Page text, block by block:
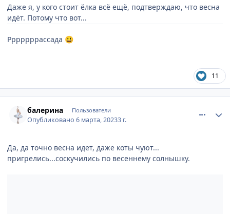
Даже я, у кого стоит ёлка всё ещё, подтверждаю, что весна
идёт. Потому что вот...
Рррррррассада 😃
11
балерина Пользователи
Опубликовано6 марта, 20233 г.
Да, да точно весна идет, даже коты чуют...
пригрелись...соскучились по весеннему солнышку.